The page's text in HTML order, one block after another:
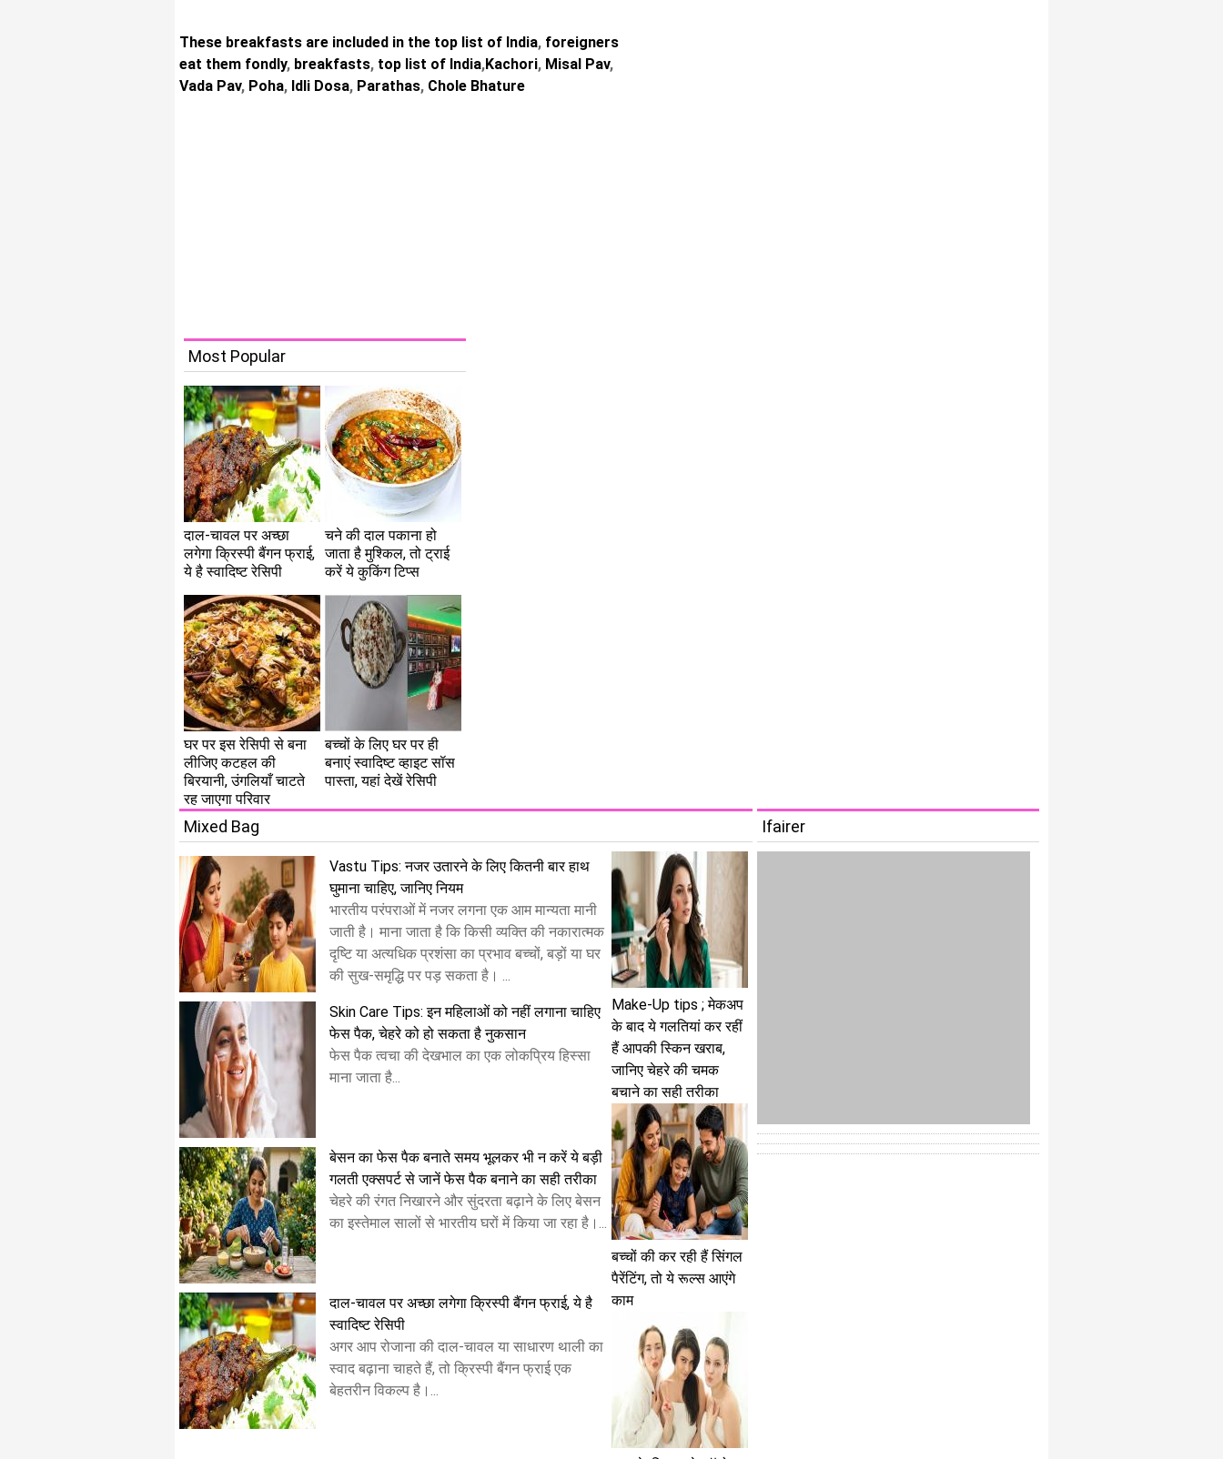
These breakfasts are included in the top list of India, foreigners
eat them fondly, breakfasts, top list of India,Kachori, Misal Pav,
Vada Pav, Poha, Idli Dosa, Parathas, Chole Bhature
Most Popular
दाल-चावल पर अच्छा
लगेगा क्रिस्पी बैंगन फ्राई,
ये है स्वादिष्ट रेसिपी
चने की दाल पकाना हो
जाता है मुश्किल, तो ट्राई
करें ये कुकिंग टिप्स
घर पर इस रेसिपी से बना
लीजिए कटहल की
बिरयानी, उंगलियाँ चाटते
रह जाएगा परिवार
बच्चों के लिए घर पर ही
बनाएं स्वादिष्ट व्हाइट सॉस
पास्ता, यहां देखें रेसिपी
Mixed Bag
Vastu Tips: नजर उतारने के लिए कितनी बार हाथ
घुमाना चाहिए, जानिए नियम
भारतीय परंपराओं में नजर लगना एक आम मान्यता मानी
जाती है। माना जाता है कि किसी व्यक्ति की नकारात्मक
दृष्टि या अत्यधिक प्रशंसा का प्रभाव बच्चों, बड़ों या घर
की सुख-समृद्धि पर पड़ सकता है। ...
Skin Care Tips: इन महिलाओं को नहीं लगाना चाहिए
फेस पैक, चेहरे को हो सकता है नुकसान
फेस पैक त्वचा की देखभाल का एक लोकप्रिय हिस्सा
माना जाता है...
बेसन का फेस पैक बनाते समय भूलकर भी न करें ये बड़ी
गलती एक्सपर्ट से जानें फेस पैक बनाने का सही तरीका
चेहरे की रंगत निखारने और सुंदरता बढ़ाने के लिए बेसन
का इस्तेमाल सालों से भारतीय घरों में किया जा रहा है।...
दाल-चावल पर अच्छा लगेगा क्रिस्पी बैंगन फ्राई, ये है
स्वादिष्ट रेसिपी
अगर आप रोजाना की दाल-चावल या साधारण थाली का
स्वाद बढ़ाना चाहते हैं, तो क्रिस्पी बैंगन फ्राई एक
बेहतरीन विकल्प है।...
Make-Up tips ; मेकअप
के बाद ये गलतियां कर रहीं
हैं आपकी स्किन खराब,
जानिए चेहरे की चमक
बचाने का सही तरीका
बच्चों की कर रही हैं सिंगल
पैरेंटिंग, तो ये रूल्स आएंगे
काम
Ifairer